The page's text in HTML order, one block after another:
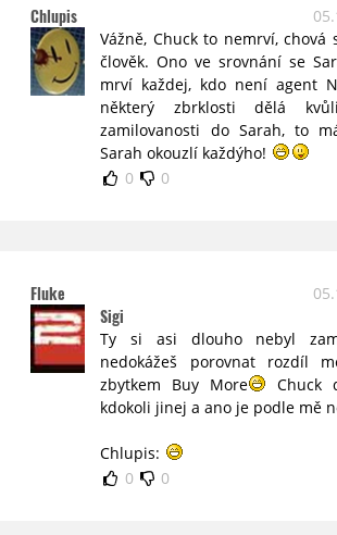
Chlupis
Vážně, Chuck to nemrví, chová
člověk. Ono ve srovnání se
mrví každej, kdo není agent
některý zbrklosti dělá
zamilovanosti do Sarah, to
Sarah okouzlí každýho!
0
0
Fluke
Sigi
Ty si asi dlouho nebyl
nedokážeš porovnat rozdíl
zbytkem Buy More
Chuck
kdokoli jinej a ano je podle mě
Chlupis:
0
0